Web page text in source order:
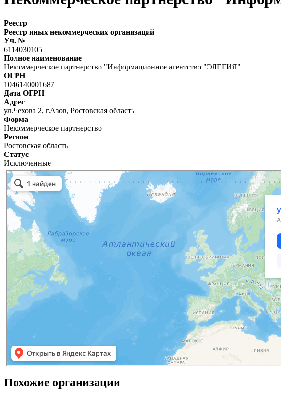
Реестр
Реестр иных некоммерческих организаций
Уч. №
6114030105
Полное наименование
Некоммерческое партнерство "Информационное агентство "ЭЛЕГИЯ"
ОГРН
1046140001687
Дата ОГРН
Адрес
ул.Чехова 2, г.Азов, Ростовская область
Форма
Некоммерческое партнерство
Регион
Ростовская область
Статус
Исключенные
Похожие организации